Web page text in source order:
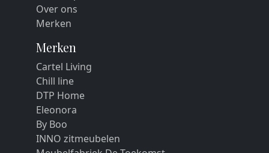
Over ons
Merken
Merken
Cartel Living
Chill line
DTP Home
Eleonora
By Boo
INNO zitmeubelen